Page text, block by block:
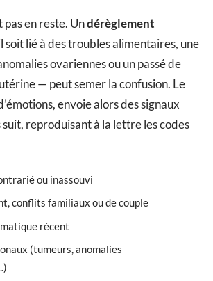
pas en reste. Undérèglement
soit lié à des troubles alimentaires, une
ovariennes ou un passé de
— peut semer la confusion. Le
envoie alors des signaux
suit, reproduisant à la lettre les codes
ou inassouvi
conflits familiaux ou de couple
récent
(tumeurs, anomalies